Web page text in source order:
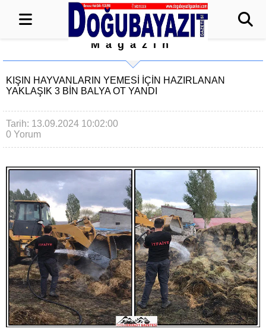
Magazin
KIŞIN HAYVANLARIN YEMESİ İÇİN HAZIRLANAN
YAKLAŞIK 3 BİN BALYA OT YANDI
Tarih: 13.09.2024 10:02:00
0 Yorum